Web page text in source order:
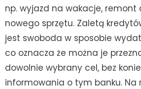
np. wyjazd na wakacje, remont
nowego sprzętu. Zaletą
jest swoboda w sposobie
co oznacza że można je
dowolnie wybrany cel, bez
informowania o tym banku. Na